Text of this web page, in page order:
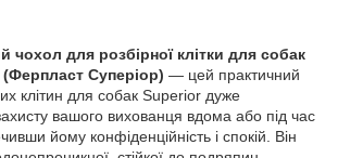
чохол для розбірної клітки для собак
Суперіор) — цей практичний
клітин для собак Superior дуже
вашого вихованця вдома або під час
йому конфіденційність і спокій. Він